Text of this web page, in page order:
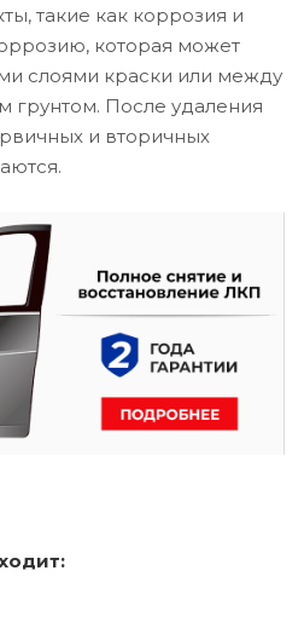
такие как коррозия и
которая может
слоями краски или между
грунтом. После удаления
и вторичных